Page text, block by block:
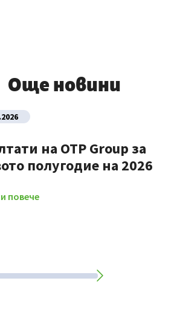
Още новини
на OTP Group за
полугодие на 2026
повече